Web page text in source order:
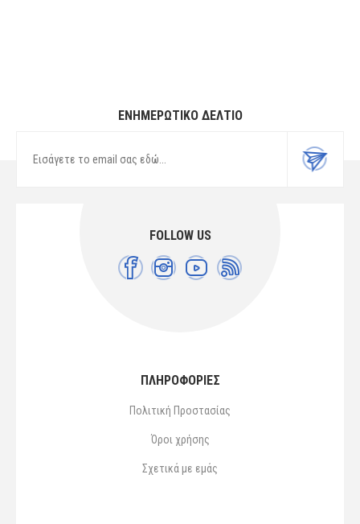
ΕΝΗΜΕΡΩΤΙΚΌ ΔΕΛΤΊΟ
FOLLOW US
ΠΛΗΡΟΦΟΡΙΕΣ
Πολιτική Προστασίας
Όροι χρήσης
Σχετικά με εμάς